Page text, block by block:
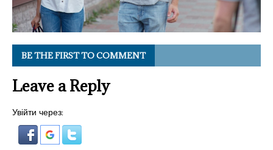
BE THE FIRST TO COMMENT
Leave a Reply
Увійти через: